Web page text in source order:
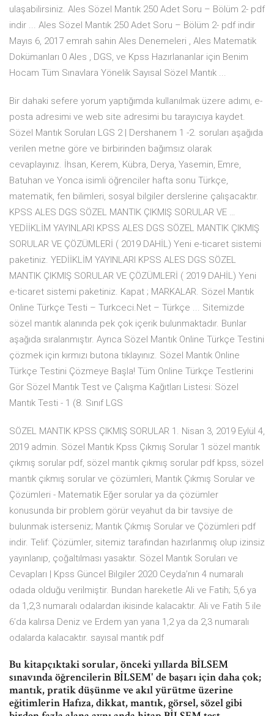
ulaşabilirsiniz. Ales Sözel Mantık 250 Adet Soru – Bölüm 2- pdf
indir ... Ales Sözel Mantık 250 Adet Soru – Bölüm 2- pdf indir
Mayıs 6, 2017 emrah sahin Ales Denemeleri , Ales Matematik
Dokümanları 0 Ales , DGS, ve Kpss Hazırlananlar için Benim
Hocam Tüm Sınavlara Yönelik Sayısal Sözel Mantık ...
Bir dahaki sefere yorum yaptığımda kullanılmak üzere adımı, e-
posta adresimi ve web site adresimi bu tarayıcıya kaydet.
Sözel Mantık Soruları LGS 2 | Dershanem 1 -2. soruları aşağıda
verilen metne göre ve birbirinden bağımsız olarak
cevaplayınız. İhsan, Kerem, Kübra, Derya, Yasemin, Em­re,
Batuhan ve Yonca isimli öğrenciler hafta sonu Türkçe,
matematik, fen bilimleri, sos­yal bilgiler derslerine çalışacaktır.
KPSS ALES DGS SÖZEL MANTIK ÇIKMIŞ SORULAR VE …
YEDİİKLİM YAYINLARI KPSS ALES DGS SÖZEL MANTIK ÇIKMIŞ
SORULAR VE ÇÖZÜMLERİ ( 2019 DAHİL) Yeni e-ticaret sistemi
paketiniz. YEDİİKLİM YAYINLARI KPSS ALES DGS SÖZEL
MANTIK ÇIKMIŞ SORULAR VE ÇÖZÜMLERİ ( 2019 DAHİL) Yeni
e-ticaret sistemi paketiniz. Kapat ; MARKALAR. Sözel Mantık
Online Türkçe Testi – Turkceci.Net – Türkçe ... Sitemizde
sözel mantık alanında pek çok içerik bulunmaktadır. Bunlar
aşağıda sıralanmıştır. Ayrıca Sözel Mantık Online Türkçe Testini
çözmek için kırmızı butona tıklayınız. Sözel Mantık Online
Türkçe Testini Çözmeye Başla! Tüm Online Türkçe Testlerini
Gör Sözel Mantık Test ve Çalışma Kağıtları Listesi: Sözel
Mantık Testi - 1 (8. Sınıf LGS
SÖZEL MANTIK KPSS ÇIKMIŞ SORULAR 1. Nisan 3, 2019 Eylül 4,
2019 admin. Sözel Mantık Kpss Çıkmış Sorular 1 sözel mantık
çıkmış sorular pdf, sözel mantık çıkmış sorular pdf kpss, sözel
mantık çıkmış sorular ve çözümleri, Mantık Çıkmış Sorular ve
Çözümleri - Matematik Eğer sorular ya da çözümler
konusunda bir problem görür veyahut da bir tavsiye de
bulunmak isterseniz; Mantık Çıkmış Sorular ve Çözümleri pdf
indir. Telif: Çözümler, sitemiz tarafından hazırlanmış olup izinsiz
yayınlanıp, çoğaltılması yasaktır. Sözel Mantık Soruları ve
Cevapları | Kpss Güncel Bilgiler 2020 Ceyda’nın 4 numaralı
odada olduğu verilmiştir. Bundan hareketle Ali ve Fatih; 5,6 ya
da 1,2,3 numaralı odalardan ikisinde kalacaktır. Ali ve Fatih 5 ile
6’da kalırsa Deniz ve Erdem yan yana 1,2 ya da 2,3 numaralı
odalarda kalacaktır. sayısal mantık pdf
Bu kitapçıktaki sorular, önceki yıllarda BİLSEM
sınavında öğrencilerin BİLSEM' de başarı için daha çok;
mantık, pratik düşünme ve akıl yürütme üzerine
eğitimlerin Hafıza, dikkat, mantık, görsel, sözel gibi